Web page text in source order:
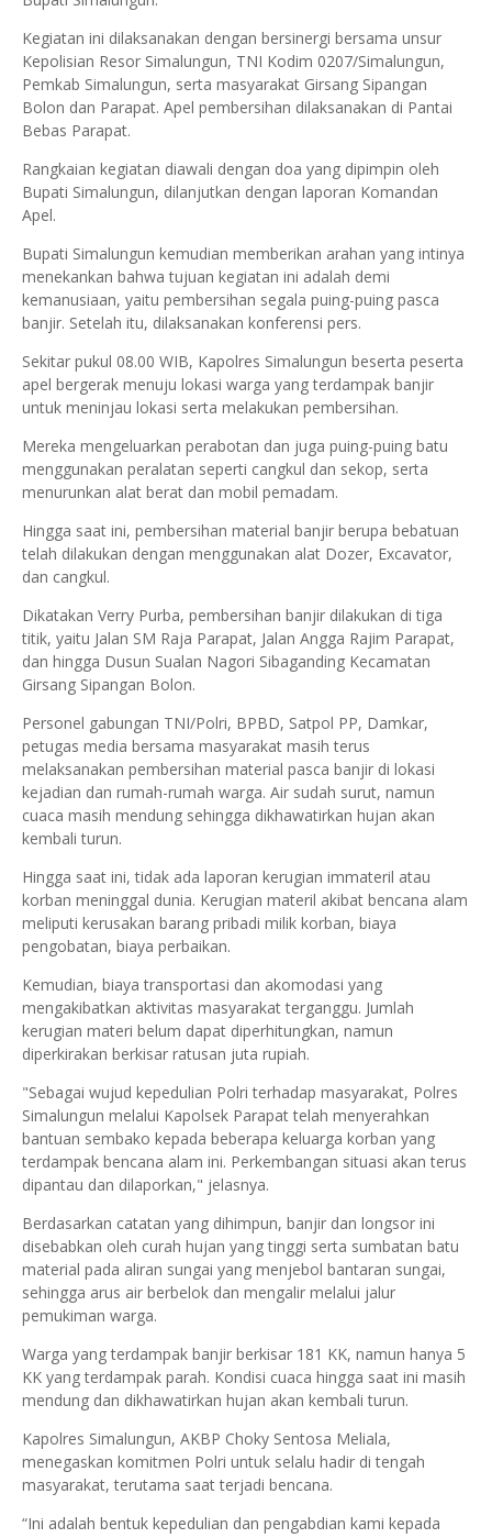
Kegiatan ini dilaksanakan dengan bersinergi bersama unsur
Kepolisian Resor Simalungun, TNI Kodim 0207/Simalungun,
Pemkab Simalungun, serta masyarakat Girsang Sipangan
Bolon dan Parapat. Apel pembersihan dilaksanakan di Pantai
Bebas Parapat.
Rangkaian kegiatan diawali dengan doa yang dipimpin oleh
Bupati Simalungun, dilanjutkan dengan laporan Komandan
Apel.
Bupati Simalungun kemudian memberikan arahan yang intinya
menekankan bahwa tujuan kegiatan ini adalah demi
kemanusiaan, yaitu pembersihan segala puing-puing pasca
banjir. Setelah itu, dilaksanakan konferensi pers.
Sekitar pukul 08.00 WIB, Kapolres Simalungun beserta peserta
apel bergerak menuju lokasi warga yang terdampak banjir
untuk meninjau lokasi serta melakukan pembersihan.
Mereka mengeluarkan perabotan dan juga puing-puing batu
menggunakan peralatan seperti cangkul dan sekop, serta
menurunkan alat berat dan mobil pemadam.
Hingga saat ini, pembersihan material banjir berupa bebatuan
telah dilakukan dengan menggunakan alat Dozer, Excavator,
dan cangkul.
Dikatakan Verry Purba, pembersihan banjir dilakukan di tiga
titik, yaitu Jalan SM Raja Parapat, Jalan Angga Rajim Parapat,
dan hingga Dusun Sualan Nagori Sibaganding Kecamatan
Girsang Sipangan Bolon.
Personel gabungan TNI/Polri, BPBD, Satpol PP, Damkar,
petugas media bersama masyarakat masih terus
melaksanakan pembersihan material pasca banjir di lokasi
kejadian dan rumah-rumah warga. Air sudah surut, namun
cuaca masih mendung sehingga dikhawatirkan hujan akan
kembali turun.
Hingga saat ini, tidak ada laporan kerugian immateril atau
korban meninggal dunia. Kerugian materil akibat bencana alam
meliputi kerusakan barang pribadi milik korban, biaya
pengobatan, biaya perbaikan.
Kemudian, biaya transportasi dan akomodasi yang
mengakibatkan aktivitas masyarakat terganggu. Jumlah
kerugian materi belum dapat diperhitungkan, namun
diperkirakan berkisar ratusan juta rupiah.
"Sebagai wujud kepedulian Polri terhadap masyarakat, Polres
Simalungun melalui Kapolsek Parapat telah menyerahkan
bantuan sembako kepada beberapa keluarga korban yang
terdampak bencana alam ini. Perkembangan situasi akan terus
dipantau dan dilaporkan," jelasnya.
Berdasarkan catatan yang dihimpun, banjir dan longsor ini
disebabkan oleh curah hujan yang tinggi serta sumbatan batu
material pada aliran sungai yang menjebol bantaran sungai,
sehingga arus air berbelok dan mengalir melalui jalur
pemukiman warga.
Warga yang terdampak banjir berkisar 181 KK, namun hanya 5
KK yang terdampak parah. Kondisi cuaca hingga saat ini masih
mendung dan dikhawatirkan hujan akan kembali turun.
Kapolres Simalungun, AKBP Choky Sentosa Meliala,
menegaskan komitmen Polri untuk selalu hadir di tengah
masyarakat, terutama saat terjadi bencana.
“Ini adalah bentuk kepedulian dan pengabdian kami kepada